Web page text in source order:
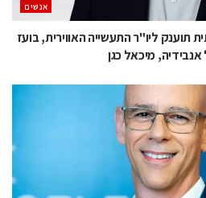
אנשים
תוענק ליו"ר התעשייה האווירית, בועז
אנבידיה, מיכאל כגן